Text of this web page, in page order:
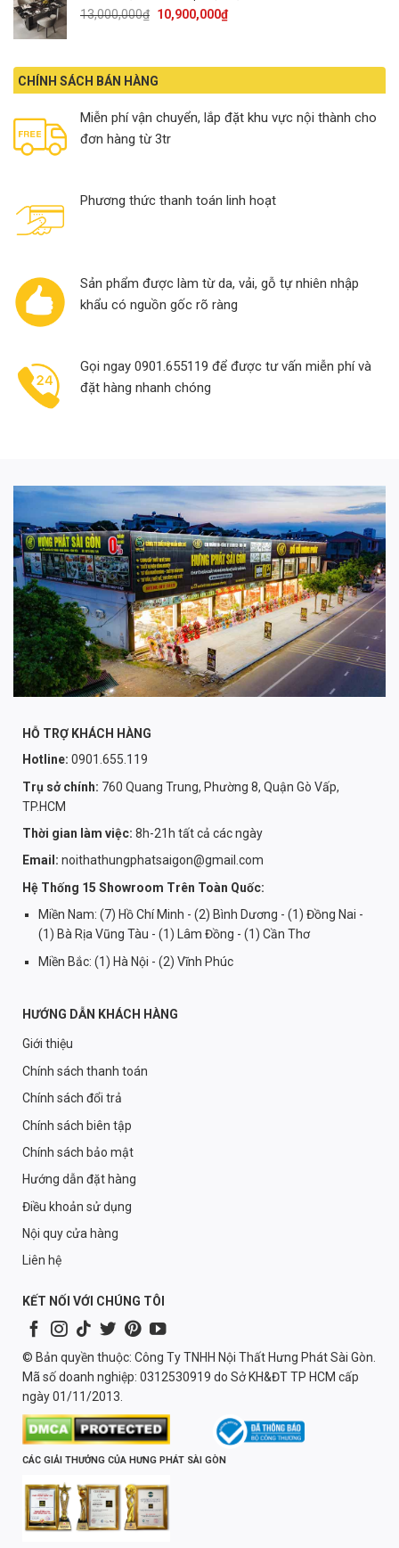
13,000,000₫ Original
13,000,000₫.
10,900,000₫Current
10,900,000₫.
CHÍNH SÁCH BÁN HÀNG
Miễn phí vận chuyển, lắp đặt khu vực nội thành cho
đơn hàng từ 3tr
Phương thức thanh toán linh hoạt
Sản phẩm được làm từ da, vải, gỗ tự nhiên nhập
khẩu có nguồn gốc rõ ràng
Gọi ngay 0901.655119 để được tư vấn miễn phí và
đặt hàng nhanh chóng
HỖ TRỢ KHÁCH HÀNG
Hotline: 0901.655.119
Trụ sở chính: 760 Quang Trung, Phường 8, Quận Gò Vấp,
TP.HCM
Thời gian làm việc: 8h-21h tất cả các ngày
Email: noithathungphatsaigon@gmail.com
Hệ Thống 15 Showroom Trên Toàn Quốc:
Miền Nam: (7) Hồ Chí Minh - (2) Bình Dương - (1) Đồng Nai -
(1) Bà Rịa Vũng Tàu - (1) Lâm Đồng - (1) Cần Thơ
Miền Bắc: (1) Hà Nội - (2) Vĩnh Phúc
HƯỚNG DẪN KHÁCH HÀNG
Giới thiệu
Chính sách thanh toán
Chính sách đổi trả
Chính sách biên tập
Chính sách bảo mật
Hướng dẫn đặt hàng
Điều khoản sử dụng
Nội quy cửa hàng
Liên hệ
KẾT NỐI VỚI CHÚNG TÔI
© Bản quyền thuộc: Công Ty TNHH Nội Thất Hưng Phát Sài Gòn.
Mã số doanh nghiệp: 0312530919 do Sở KH&ĐT TP HCM cấp
ngày 01/11/2013.
CÁC GIẢI THƯỞNG CỦA HƯNG PHÁT SÀI GÒN